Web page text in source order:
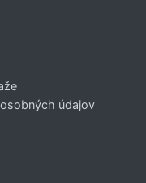
údajov